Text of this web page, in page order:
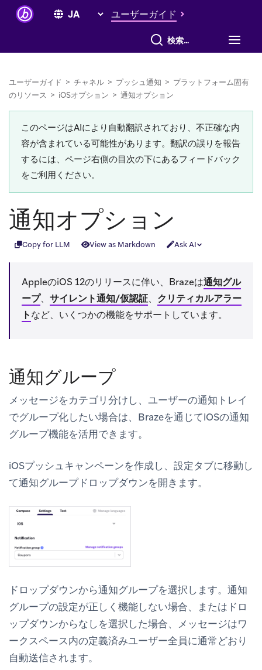
ユーザーガイド
すべて検索
ユーザーガイド > チャネル > プッシュ通知 > プラットフォーム固有
のリソース > iOSオプション > 通知オプション
このページはAIにより自動翻訳されており、不正確な内
容が含まれている可能性があります。翻訳の誤りを報告
するには、ページ右側の目次の下にあるフィードバック
をご利用ください。
通知オプション
Copy for LLM View as Markdown Ask AI
AppleのiOS 12のリリースに伴い、Brazeは通知グル
ープ、 サイレント通知/仮認証、 クリティカルアラー
トなど、いくつかの機能をサポートしています。
通知グループ
メッセージをカテゴリ分けし、ユーザーの通知トレイ
でグループ化したい場合は、Brazeを通じてiOSの通知
グループ機能を活用できます。
iOSプッシュキャンペーンを作成し、 設定タブに移動し
て通知グループドロップダウンを開きます。
ドロップダウンから通知グループを選択します。通知
グループの設定が正しく機能しない場合、またはドロ
ップダウンからなしを選択した場合、メッセージはワ
ークスペース内の定義済みユーザー全員に通常どおり
自動送信されます。